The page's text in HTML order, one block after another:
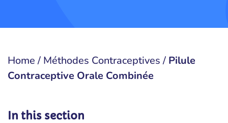
Home/ Méthodes Contraceptives/ Pilule
Contraceptive Orale Combinée
In this section